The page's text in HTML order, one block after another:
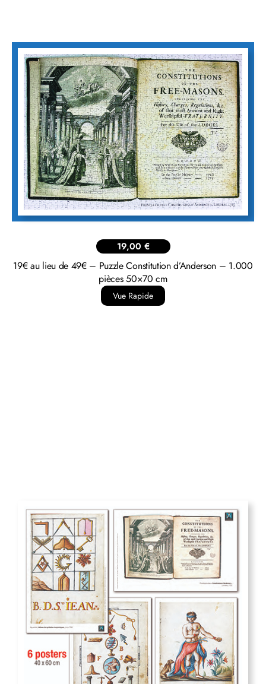
19,00 €
19€ au lieu de 49€ – Puzzle Constitution d’Anderson – 1.000
pièces 50×70 cm
Vue Rapide